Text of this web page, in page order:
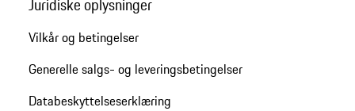
Juridiske oplysninger
Vilkår og betingelser
Generelle salgs- og leveringsbetingelser
Databeskyttelseserklæring